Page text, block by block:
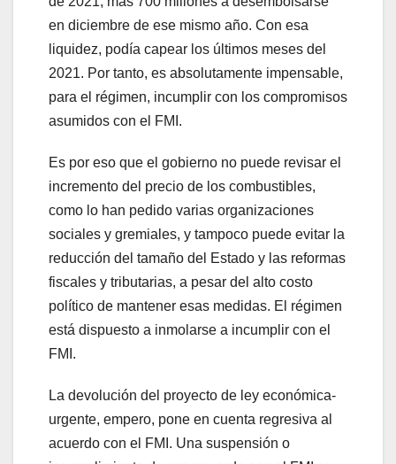
en diciembre de ese mismo año. Con esa
liquidez, podía capear los últimos meses del
2021. Por tanto, es absolutamente impensable,
para el régimen, incumplir con los compromisos
asumidos con el FMI.
Es por eso que el gobierno no puede revisar el
incremento del precio de los combustibles,
como lo han pedido varias organizaciones
sociales y gremiales, y tampoco puede evitar la
reducción del tamaño del Estado y las reformas
fiscales y tributarias, a pesar del alto costo
político de mantener esas medidas. El régimen
está dispuesto a inmolarse a incumplir con el
FMI.
La devolución del proyecto de ley económica-
urgente, empero, pone en cuenta regresiva al
acuerdo con el FMI. Una suspensión o